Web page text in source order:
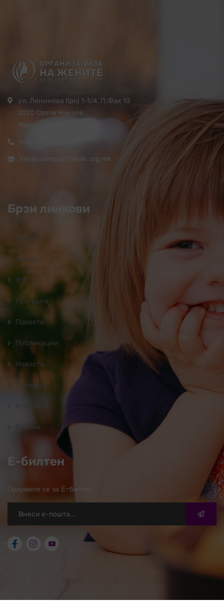
ул. Ленинова број 1-1/4, П.Фах 13
2220 Свети Николе,
Македонија
+389 32 444 620
info@womsvetinikole.org.mk
Брзи линкови
Почетна
За нас
Услуги
Програмa
Проекти
Публикации
Новости
Галерија
Билтен
Е-билтен
Пријавете се за Е-билтен